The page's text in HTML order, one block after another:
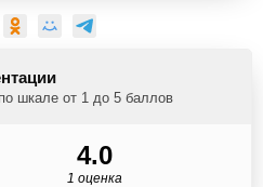
шкале от 1 до 5 баллов
4.0
1 оценка